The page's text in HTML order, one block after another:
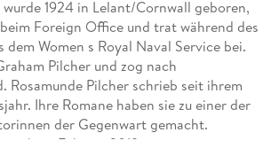
wurde 1924 in Lelant/Cornwall geboren,
Foreign Office und trat während des
dem Women s Royal Naval Service bei.
Pilcher und zog nach
Rosamunde Pilcher schrieb seit ihrem
Ihre Romane haben sie zu einer der
der Gegenwart gemacht.
im Februar 2019.